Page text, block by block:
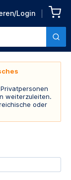
Login
weiterzuleiten.
oder